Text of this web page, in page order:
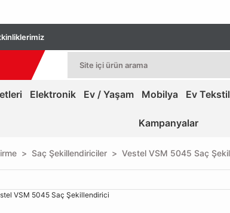
Elektronik Ev / Yaşam Mobilya Ev
Kampanyalar
Saç Şekillendiriciler Vestel VSM 5045 Saç